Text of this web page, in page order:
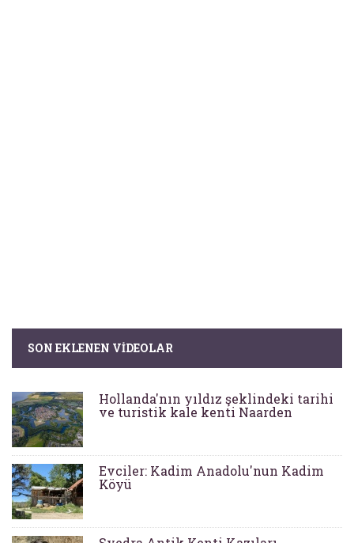
SON EKLENEN VIDEOLAR
Hollanda'nın yıldız şeklindeki tarihi
ve turistik kale kenti Naarden
Evciler: Kadim Anadolu'nun Kadim
Köyü